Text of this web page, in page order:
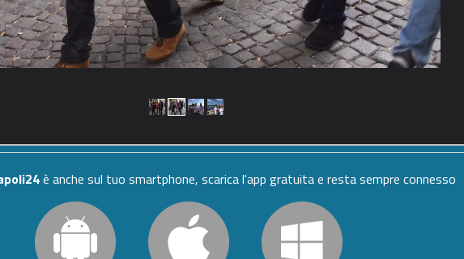
è anche sul tuo smartphone, scarica l'app gratuita e resta sempre connesso